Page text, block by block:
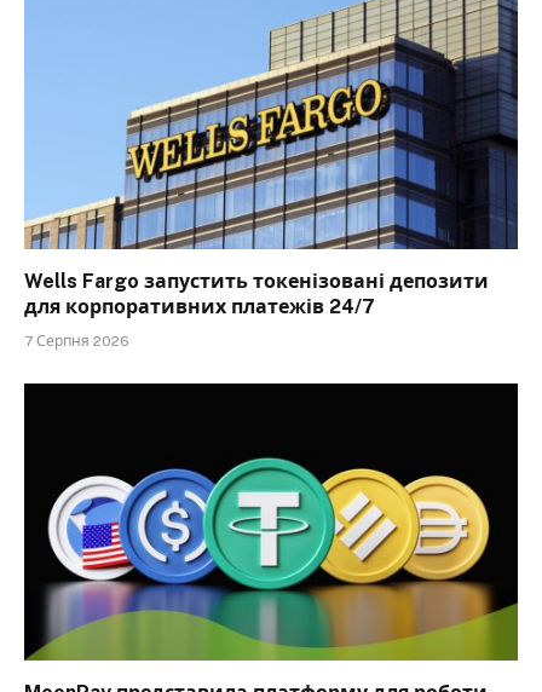
Wells Fargo запустить токенізовані депозити
для корпоративних платежів 24/7
7 Серпня 2026